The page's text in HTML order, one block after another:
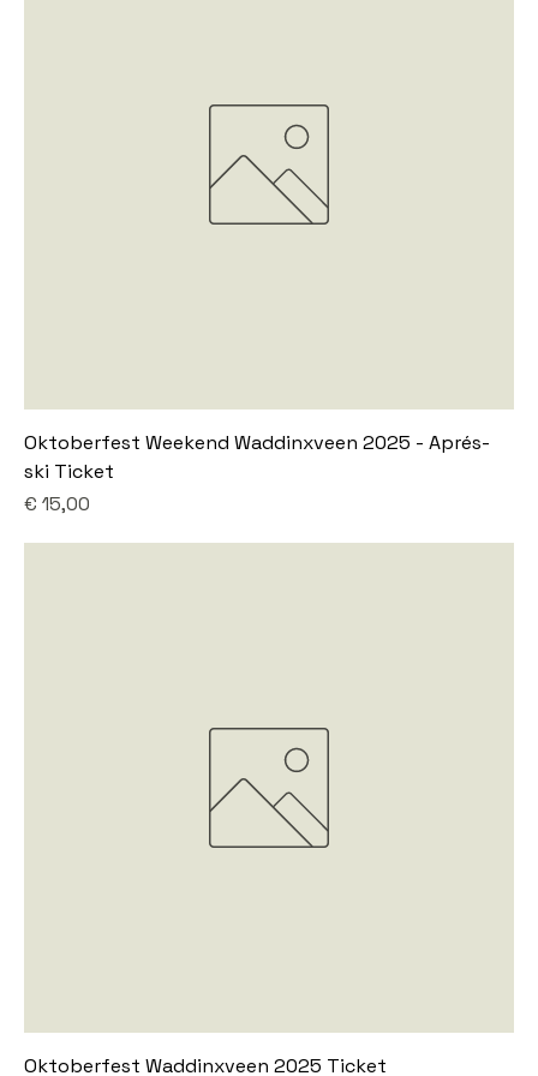
Oktoberfest Weekend Waddinxveen 2025 - Aprés-
ski Ticket
Prijs
€ 15,00
Oktoberfest Waddinxveen 2025 Ticket